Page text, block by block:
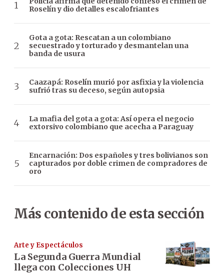
Roselín y dio detalles escalofriantes
Gota a gota: Rescatan a un colombiano
secuestrado y torturado y desmantelan una
banda de usura
Caazapá: Roselín murió por asfixia y la violencia
sufrió tras su deceso, según autopsia
La mafia del gota a gota: Así opera el negocio
extorsivo colombiano que acecha a Paraguay
Encarnación: Dos españoles y tres bolivianos son
capturados por doble crimen de compradores de
oro
Más contenido de esta sección
Arte y Espectáculos
La Segunda Guerra Mundial
llega con Colecciones UH